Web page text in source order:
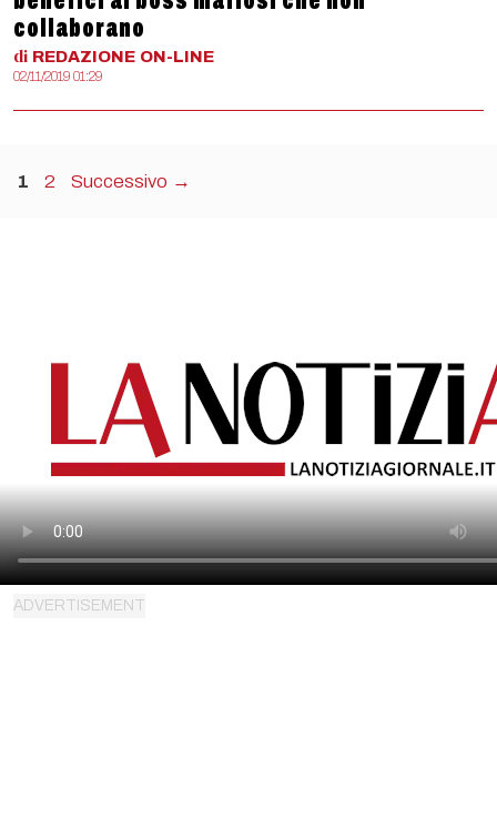
collaborano
di REDAZIONE ON-LINE
02/11/2019 01:29
Pagina
1 Pagina
2 Successivo →